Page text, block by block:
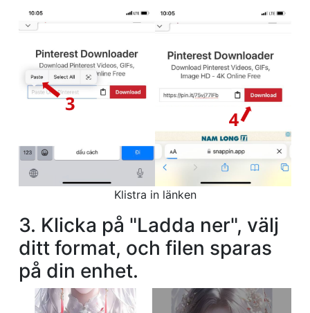
Klistra in länken
3. Klicka på "Ladda ner", välj
ditt format, och filen sparas
på din enhet.